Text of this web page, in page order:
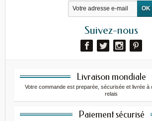
Suivez-nous
Livraison mondiale
Votre commande est preparée, sécurisée et livrée à
relais
Paiement sécurisé